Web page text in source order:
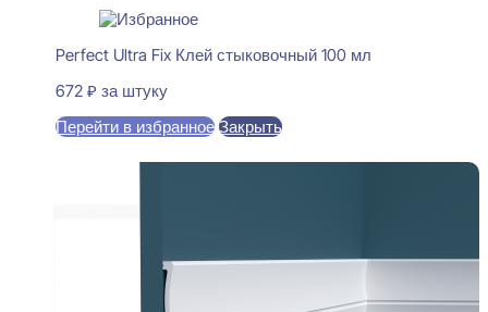
Perfect Ultra Fix Клей стыковочный 100 мл
672 ₽ за штуку
Перейти в избранное Закрыть